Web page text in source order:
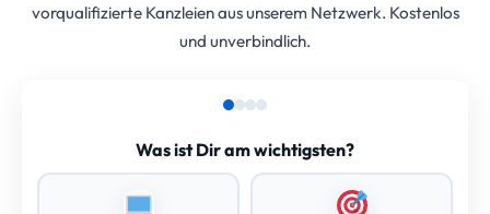
vorqualifizierte Kanzleien aus unserem Netzwerk. Kostenlos
und unverbindlich.
Was ist Dir am wichtigsten?